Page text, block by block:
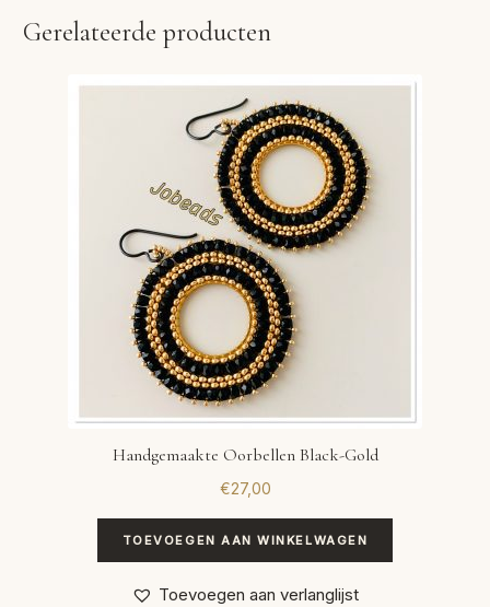
Gerelateerde producten
Handgemaakte Oorbellen Black-Gold
€27,00
TOEVOEGEN AAN WINKELWAGEN
Toevoegen aan verlanglijst